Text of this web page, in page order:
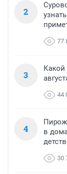
2
77
3
Какой
44
4
в
30